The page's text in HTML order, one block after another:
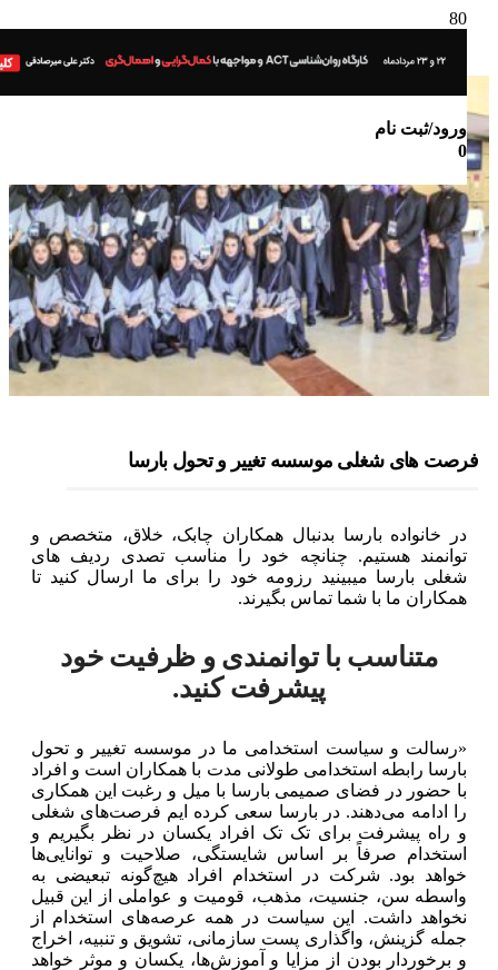
ورود/ثبت نام
های شغلی موسسه تغییر و تحول بارسا
در خانواده بارسا بدنبال همکاران چابک، خلاق، متخصص و
توانمند هستیم. چنانچه خود را مناسب تصدی ردیف های
شغلی بارسا میبینید رزومه خود را برای ما ارسال کنید تا
همکاران ما با شما تماس بگیرند.
متناسب با توانمندی و ظرفیت خود
پیشرفت کنید.
«رسالت و سیاست استخدامی ما در موسسه تغییر و تحول
بارسا رابطه استخدامی طولانی مدت با همکاران است و افراد
با حضور در فضای صمیمی بارسا با میل و رغبت این همکاری
را ادامه می‌دهند. در بارسا سعی کرده ایم فرصت‌های شغلی
و راه پیشرفت برای تک تک افراد یکسان در نظر بگیریم و
استخدام صرفاً بر اساس شایستگی، صلاحیت و توانایی‌ها
خواهد بود. شرکت در استخدام افراد هیچ‌گونه تبعیضی به
واسطه سن، جنسیت، مذهب، قومیت و عواملی از این قبیل
نخواهد داشت. این سیاست در همه عرصه‌های استخدام از
جمله گزینش، واگذاری پست سازمانی، تشویق و تنبیه، اخراج
و برخوردار بودن از مزایا و آموزش‌ها، یکسان و موثر خواهد